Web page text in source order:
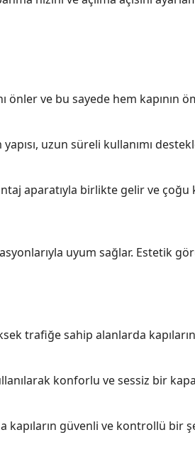
önler ve bu sayede hem kapının
uzun süreli kullanımı
aparatıyla birlikte gelir ve
uyum sağlar. Estetik
trafiğe sahip alanlarda
konforlu ve sessiz bir
güvenli ve kontrollü bir